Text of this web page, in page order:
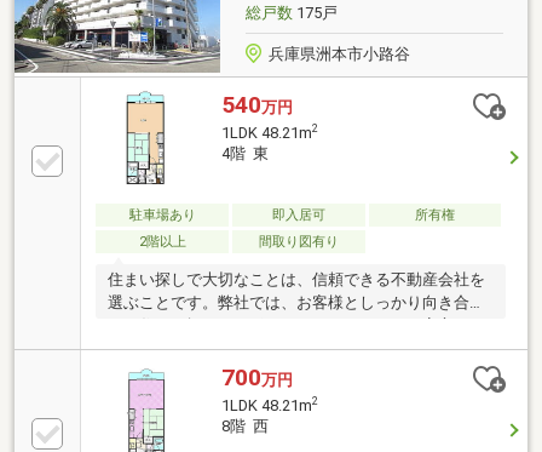
総戸数175戸
兵庫県洲本市小路谷
540万円
1LDK 48.21m2
4階 東
駐車場あり 即入居可
所有権
2階以上
間取り図有り
住まい探しで大切なことは、信頼できる不動産会社を
選ぶことです。弊社では、お客様としっかり向き合
お任せください(^^)
700万円
1LDK 48.21m2
8階 西